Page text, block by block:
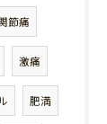
節痛
激痛
肥満